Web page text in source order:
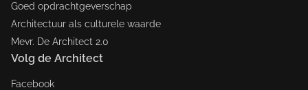
Goed opdrachtgeverschap
Architectuur als culturele waarde
Mevr. De Architect 2.0
Volg de Architect
Facebook